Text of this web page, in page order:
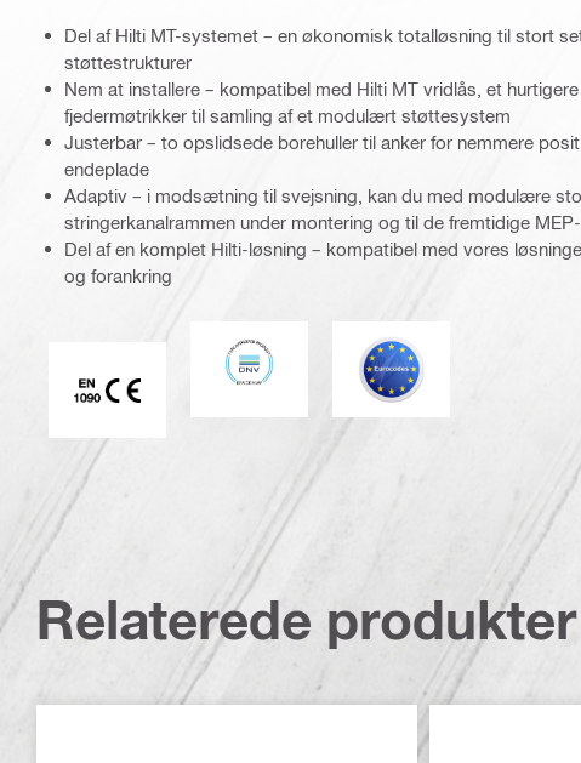
Del af Hilti MT-systemet – en økonomisk totalløsning til stort
støttestrukturer
Nem at installere – kompatibel med Hilti MT vridlås, et
fjedermøtrikker til samling af et modulært støttesystem
Justerbar – to opslidsede borehuller til anker for nemmere
endeplade
Adaptiv – i modsætning til svejsning, kan du med modulære
stringerkanalrammen under montering og til de fremtidige
Del af en komplet Hilti-løsning – kompatibel med vores
og forankring
CE EN 1090 mærke
DNV Eurocode
Relaterede produkter